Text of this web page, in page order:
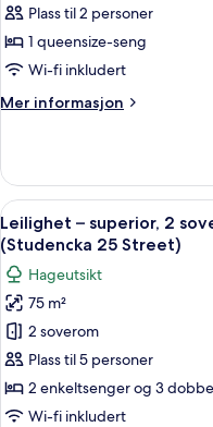
34
city,
1
soverom,
byutsikt
34
Street)
Plass til 2 personer
1 queensize-seng
Wi-fi inkludert
Mer informasjon
Mer
–
city,
1
soverom,
balkong,
byutsikt
(Sw.
Tomasza
34
Street)
Åpne
alle
bildene
av
Leilighet
–
superior,
2
soverom,
27
Leilighet – superior, 2
(Studencka 25 Street)
Hageutsikt
75 m²
2 soverom
Plass til 5 personer
2 enkeltsenger og 3
Wi-fi inkludert